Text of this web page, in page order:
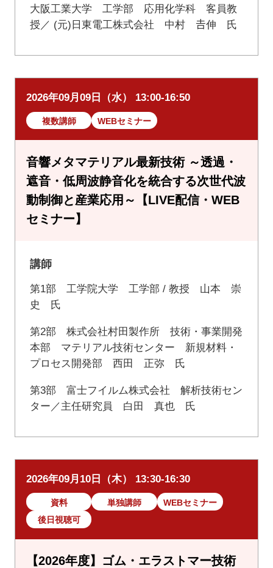
大阪工業大学 工学部 応用化学科 客員教
授／ (元)日東電工株式会社 中村 𠮷伸 氏
2026年09月09日（水） 13:00-16:50
複数講師 WEBセミナー
音響メタマテリアル最新技術 ～透過・
遮音・低周波静音化を統合する次世代波
動制御と産業応用～【LIVE配信・WEB
セミナー】
講師
第1部 工学院大学 工学部 / 教授 山本 崇
史 氏
第2部 株式会社村田製作所 技術・事業開発
本部 マテリアル技術センター 新規材料・
プロセス開発部 西田 正弥 氏
第3部 富士フイルム株式会社 解析技術セン
ター／主任研究員 白田 真也 氏
2026年09月10日（木） 13:30-16:30
資料 単独講師
WEBセミナー
後日視聴可
【2026年度】ゴム・エラストマー技術